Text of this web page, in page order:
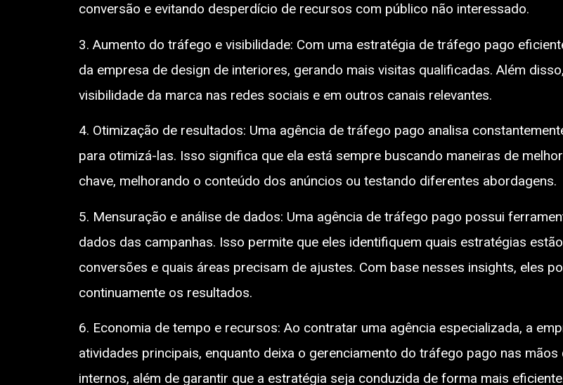
conversão e evitando desperdício de recursos com público não interessado.
3. Aumento do tráfego e visibilidade: Com uma estratégia de tráfego pago
da empresa de design de interiores, gerando mais visitas qualificadas. Além
visibilidade da marca nas redes sociais e em outros canais relevantes.
4. Otimização de resultados: Uma agência de tráfego pago analisa
para otimizá-las. Isso significa que ela está sempre buscando maneiras de
chave, melhorando o conteúdo dos anúncios ou testando diferentes abordagens.
5. Mensuração e análise de dados: Uma agência de tráfego pago possui
dados das campanhas. Isso permite que eles identifiquem quais estratégias
conversões e quais áreas precisam de ajustes. Com base nesses insights, eles
continuamente os resultados.
6. Economia de tempo e recursos: Ao contratar uma agência especializada, a
atividades principais, enquanto deixa o gerenciamento do tráfego pago nas
internos, além de garantir que a estratégia seja conduzida de forma mais